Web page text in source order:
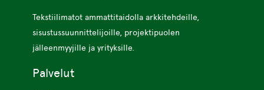
Tekstiilimatot ammattitaidolla arkkitehdeille,
sisustussuunnittelijoille, projektipuolen
jälleenmyyjille ja yrityksille.
Palvelut